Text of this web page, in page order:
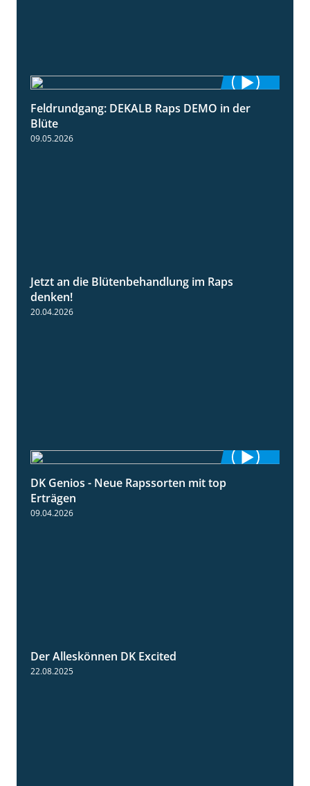
2:37
Feldrundgang: DEKALB Raps DEMO in der
Blüte
09.05.2026
Jetzt an die Blütenbehandlung im Raps
denken!
20.04.2026
DK Genios - Neue Rapssorten mit top
Erträgen
09.04.2026
Der Alleskönnen DK Excited
22.08.2025